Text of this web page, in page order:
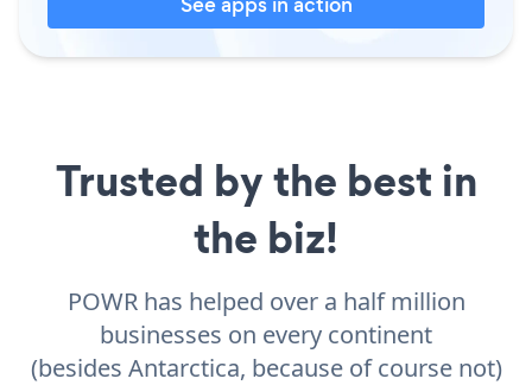
Trusted by the best in
the biz!
POWR has helped over a half million
businesses on every continent
(besides Antarctica, because of course not)